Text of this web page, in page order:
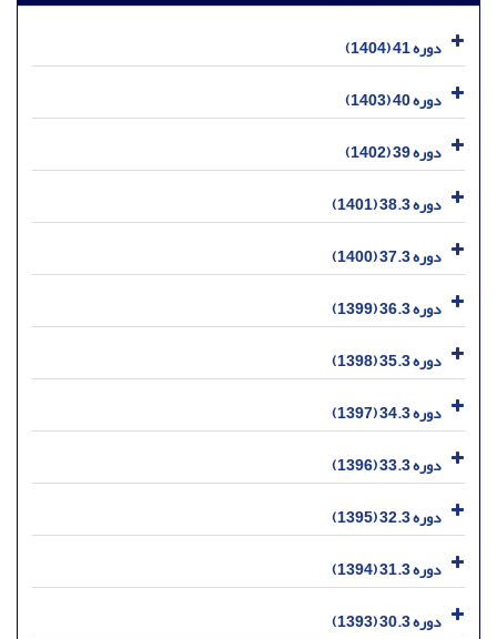
دوره 41 (1404)
دوره 40 (1403)
دوره 39 (1402)
دوره 38.3 (1401)
دوره 37.3 (1400)
دوره 36.3 (1399)
دوره 35.3 (1398)
دوره 34.3 (1397)
دوره 33.3 (1396)
دوره 32.3 (1395)
دوره 31.3 (1394)
دوره 30.3 (1393)